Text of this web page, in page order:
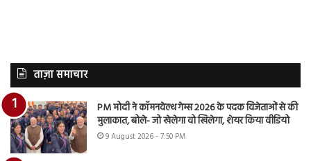
ताज़ा समाचार
PM मोदी ने कॉमनवेल्थ गेम्स 2026 के पदक विजेताओं से की
मुलाकात, बोले- जो खेलेगा वो खिलेगा, शेयर किया वीडियो
9 August 2026 - 7:50 PM